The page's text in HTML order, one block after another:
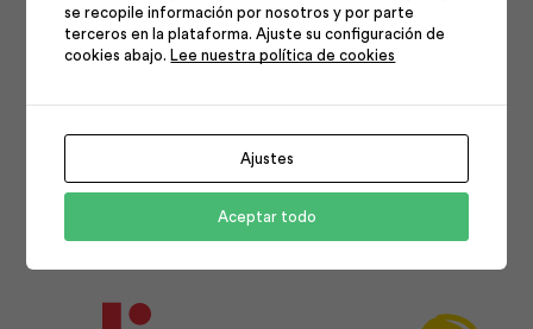
Síguenos en nuestras
redes
FacebookInstagramYoutube
se recopile información por nosotros y por parte
terceros en la plataforma. Ajuste su configuración de
cookies abajo. Lee nuestra política de cookies
Ajustes
Aceptar todo